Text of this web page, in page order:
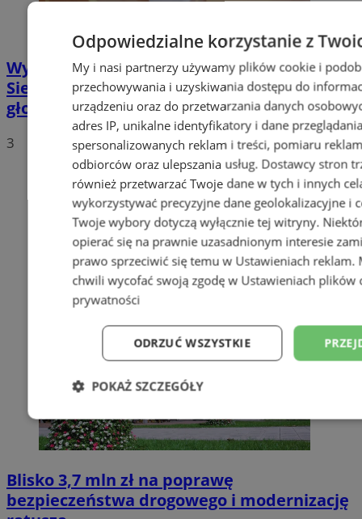
Wybory Prezydenckie 2020: W
Siemianowicach Śląskich już policzono
głosy
3
Blisko 3,7 mln zł na poprawę
bezpieczeństwa drogowego i modernizację
Odpowiedzialne korzystanie z
My i nasi partnerzy używamy plików cookie i
przechowywania i uzyskiwania dostępu do
urządzeniu oraz do przetwarzania danych
adres IP, unikalne identyfikatory i dane
spersonalizowanych reklam i treści, pomiaru
odbiorców oraz ulepszania usług. Dostawcy stron
również przetwarzać Twoje dane w tych i innych
wykorzystywać precyzyjne dane geolokalizacyjne i
Twoje wybory dotyczą wyłącznie tej witryny.
opierać się na prawnie uzasadnionym interesie
prawo sprzeciwić się temu w Ustawieniach reklam.
chwili wycofać swoją zgodę w Ustawieniach plików
prywatności
ODRZUĆ WSZYSTKIE
POKAŻ SZCZEGÓŁY
Niezbędne Wydajność
Niesklasyfikowane